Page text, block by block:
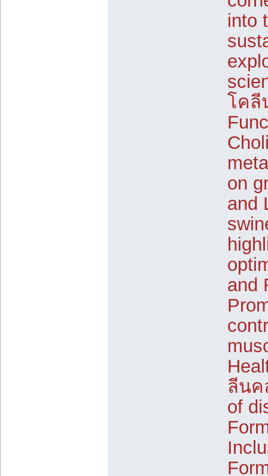
into
โคลี
on
and
and
ลีนค
of